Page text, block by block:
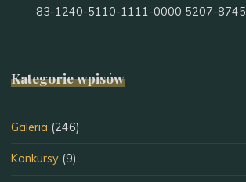
83-1240-5110-1111-0000 5207-8745
Kategorie wpisów
Galeria (246)
Konkursy (9)